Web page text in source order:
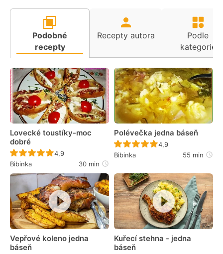
Podobné
recepty
Recepty autora
Podle
kategorie
Lovecké toustíky-moc
dobré
Recept ještě nebyl hodnocen
4,9
Bibinka
30 min
Polévečka jedna báseň
Recept ještě nebyl
4,9
Bibinka
55 min
Vepřové koleno jedna
báseň
Kuřecí stehna - jedna
báseň